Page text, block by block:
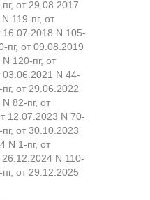
от 29.08.2017
119-пг, от
16.07.2018 N 105-
пг, от 09.08.2019
120-пг, от
03.06.2021 N 44-
от 29.06.2022
82-пг, от
12.07.2023 N 70-
от 30.10.2023
N 1-пг, от
26.12.2024 N 110-
от 29.12.2025